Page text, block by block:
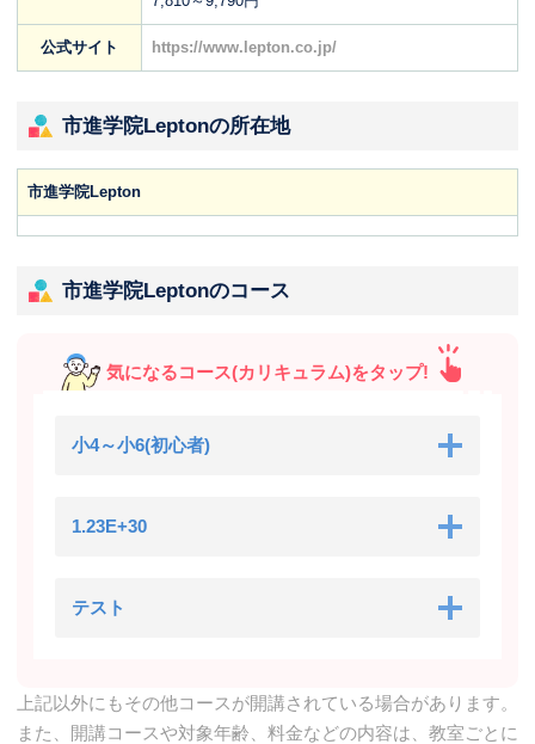
公式サイト https://www.lepton.co.jp/
市進学院Leptonの所在地
市進学院Lepton
市進学院Leptonのコース
気になるコース(カリキュラム)をタップ!
小4～小6(初心者)
1.23E+30
テスト
上記以外にもその他コースが開講されている場合があります。
また、開講コースや対象年齢、料金などの内容は、教室ごとに